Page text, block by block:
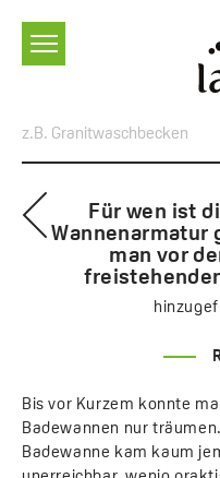
Für wen ist
Wannenarmatur
man vor
Bis vor Kurzem konnte
Badewannen nur
Badewanne kam kaum